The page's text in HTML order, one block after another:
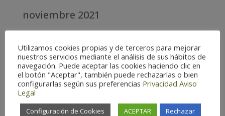
noviembre 2021
septiembre 2021
agosto 2021
julio 2021
Utilizamos cookies propias y de terceros para mejorar
nuestros servicios mediante el análisis de sus hábitos de
navegación. Puede aceptar las cookies haciendo clic en
el botón "Aceptar", también puede rechazarlas o bien
configurarlas según sus preferencias Privacidad Aviso
Legal
Configuración de Cookies ACEPTAR Rechazar